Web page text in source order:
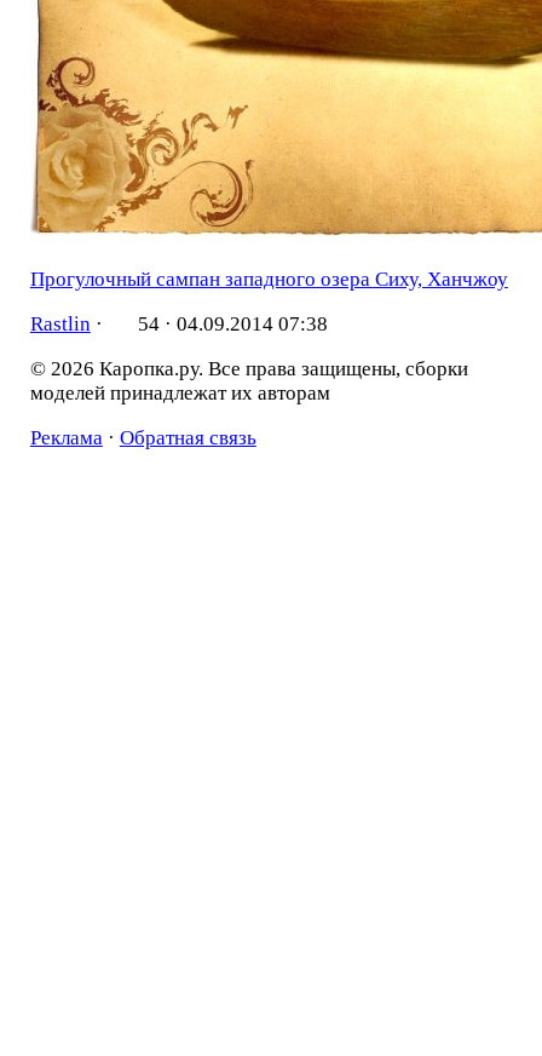
Прогулочный сампан западного озера Сиху, Ханчжоу
Rastlin· 54 · 04.09.2014 07:38
© 2026 Каропка.ру. Все права защищены, сборки
моделей принадлежат их авторам
Реклама · Обратная связь